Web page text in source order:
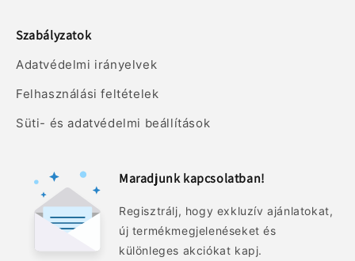
Szabályzatok
Adatvédelmi irányelvek
Felhasználási feltételek
Süti- és adatvédelmi beállítások
Maradjunk kapcsolatban!
Regisztrálj, hogy exkluzív ajánlatokat,
új termékmegjelenéseket és
különleges akciókat kapj.